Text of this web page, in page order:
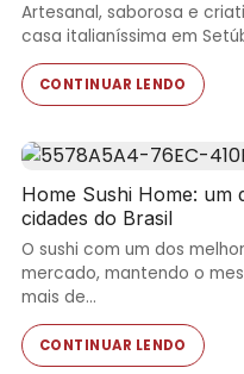
Artesanal, saborosa e
casa italianíssima em
CONTINUAR LENDO
Home Sushi Home: um
cidades do Brasil
O sushi com um dos
mercado, mantendo o
mais de…
CONTINUAR LENDO